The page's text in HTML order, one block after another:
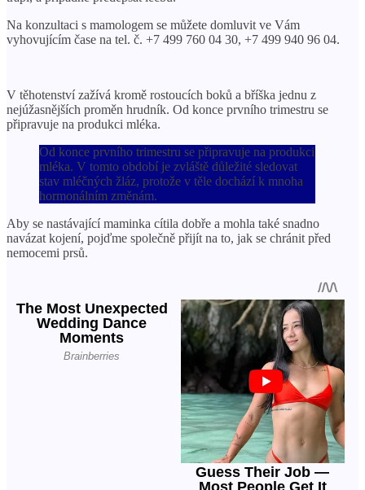
Na konzultaci s mamologem se můžete domluvit ve Vám
vyhovujícím čase na tel. č. +7 499 760 04 30, +7 499 940 96 04.
V těhotenství zažívá kromě rostoucích boků a bříška jednu z
nejúžasnějších proměn hrudník. Od konce prvního trimestru se
připravuje na produkci mléka.
Od konce prvního trimestru se připravuje na produkci
mléka. V tomto období je zvláště důležité sledovat
stav mléčných žláz, protože v těle dochází k mnoha
hormonálním změnám.
Aby se nastávající maminka cítila dobře a mohla také snadno
navázat kojení, pojďme společně přijít na to, jak se chránit před
nemocemi prsů.